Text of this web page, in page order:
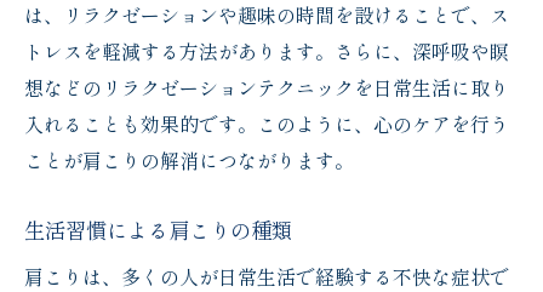
は、リラクゼーションや趣味の時間を設けることで、ス
トレスを軽減する方法があります。さらに、深呼吸や瞑
想などのリラクゼーションテクニックを日常生活に取り
入れることも効果的です。このように、心のケアを行う
ことが肩こりの解消につながります。
生活習慣による肩こりの種類
肩こりは、多くの人が日常生活で経験する不快な症状で